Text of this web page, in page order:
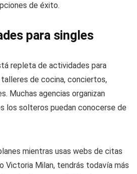
de éxito.
para singles
repleta de actividades para
talleres de cocina, conciertos,
Muchas agencias organizan
los solteros puedan conocerse de
mientras usas webs de citas
Victoria Milan, tendrás todavía más